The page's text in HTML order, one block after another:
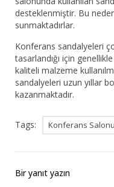
desteklenmiştir. Bu
sunmaktadırlar.
Konferans sandalyeleri
tasarlandığı için
kaliteli malzeme
sandalyeleri uzun yıllar
kazanmaktadır.
Tags: Konferans Salonu
Bir yanıt yazın